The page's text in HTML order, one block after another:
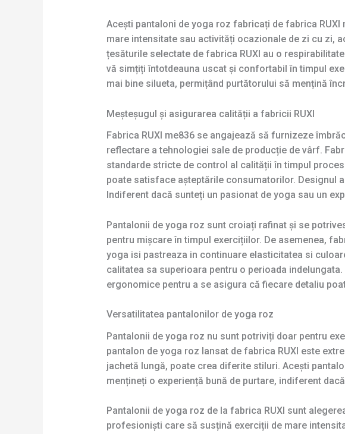
Acești pantaloni de yoga roz fabricați de fabrica
mare intensitate sau activități ocazionale de zi cu zi,
țesăturile selectate de fabrica RUXI au o
vă simțiți întotdeauna uscat și confortabil în timpul
mai bine silueta, permițând purtătorului să mențină
Meșteșugul și asigurarea calității a fabricii RUXI
Fabrica RUXI me836 se angajează să furnizeze
reflectare a tehnologiei sale de producție de vârf.
standarde stricte de control al calității în timpul
poate satisface așteptările consumatorilor. Designul
Indiferent dacă sunteți un pasionat de yoga sau un
Pantalonii de yoga roz sunt croiați rafinat și se
pentru mișcare în timpul exercițiilor. De asemenea,
yoga isi pastreaza in continuare elasticitatea si
calitatea sa superioara pentru o perioada
ergonomice pentru a se asigura că fiecare detaliu
Versatilitatea pantalonilor de yoga roz
Pantalonii de yoga roz nu sunt potriviți doar pentru
pantalon de yoga roz lansat de fabrica RUXI este
jachetă lungă, poate crea diferite stiluri. Acești
mențineți o experiență bună de purtare, indiferent
Pantalonii de yoga roz de la fabrica RUXI sunt
profesioniști care să susțină exerciții de mare